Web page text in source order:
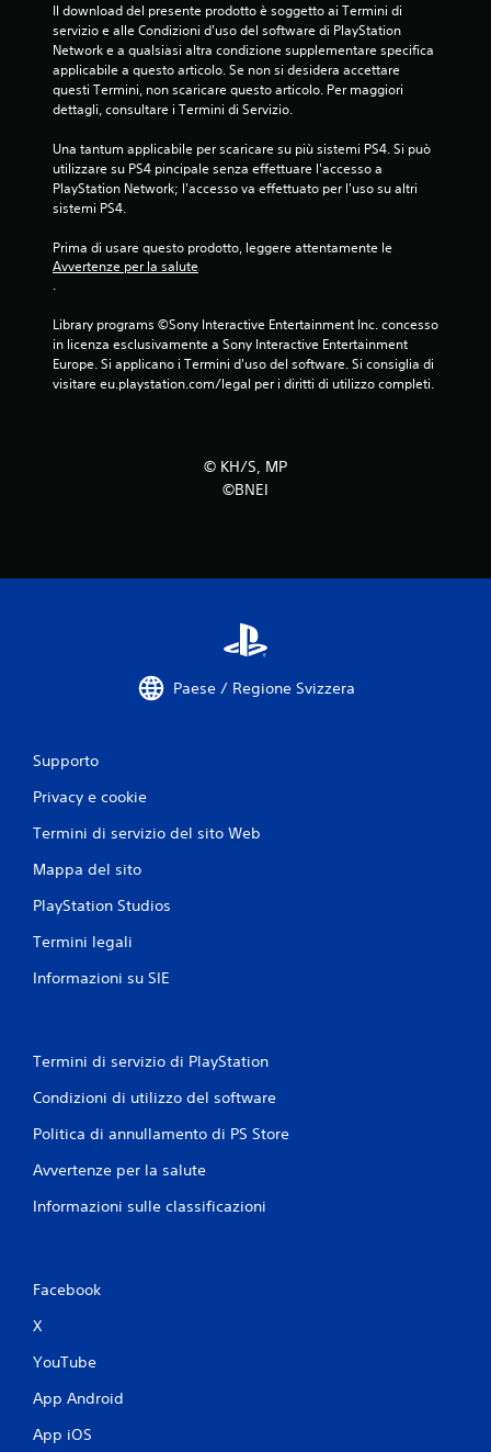
Il download del presente prodotto è soggetto ai Termini di
servizio e alle Condizioni d'uso del software di PlayStation
Network e a qualsiasi altra condizione supplementare specifica
applicabile a questo articolo. Se non si desidera accettare
questi Termini, non scaricare questo articolo. Per maggiori
dettagli, consultare i Termini di Servizio.
Una tantum applicabile per scaricare su più sistemi PS4. Si può
utilizzare su PS4 pincipale senza effettuare l'accesso a
PlayStation Network; l'accesso va effettuato per l'uso su altri
sistemi PS4.
Prima di usare questo prodotto, leggere attentamente le
Avvertenze per la salute
.
Library programs ©Sony Interactive Entertainment Inc. concesso
in licenza esclusivamente a Sony Interactive Entertainment
Europe. Si applicano i Termini d'uso del software. Si consiglia di
visitare eu.playstation.com/legal per i diritti di utilizzo completi.
© KH/S, MP
©BNEI
Paese / Regione Svizzera
Supporto
Privacy e cookie
Termini di servizio del sito Web
Mappa del sito
PlayStation Studios
Termini legali
Informazioni su SIE
Termini di servizio di PlayStation
Condizioni di utilizzo del software
Politica di annullamento di PS Store
Avvertenze per la salute
Informazioni sulle classificazioni
Facebook
X
YouTube
App Android
App iOS